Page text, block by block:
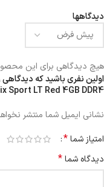
دیدگاهها
هیچ دیدگاهی برای این
اولین نفری باشید که دیدگاهی
Sport LT Red 4GB DDR4”
نشانی ایمیل شما منتشر
امتیاز شما*
دیدگاه شما*